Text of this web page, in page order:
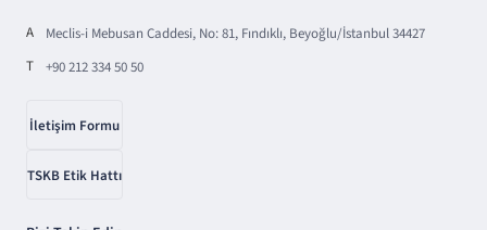
A
Meclis-i Mebusan Caddesi, No: 81, Fındıklı, Beyoğlu/İstanbul 34427
T
+90 212 334 50 50
İletişim Formu
TSKB Etik Hattı